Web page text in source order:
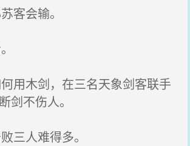
客会输。
用木剑，在三名天象剑客联手
剑不伤人。
三人难得多。